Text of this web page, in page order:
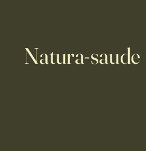
Natura-saude